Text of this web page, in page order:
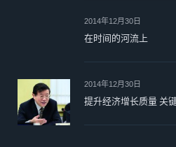
2014年12月30日
在时间的河流上
2014年12月30日
提升经济增长质量 关